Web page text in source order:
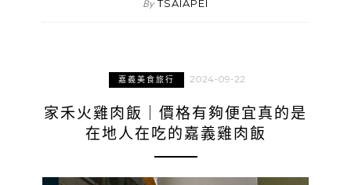
By TSAIAPEI
嘉義美食旅行 2024-09-22
家禾火雞肉飯｜價格有夠便宜真的是
在地人在吃的嘉義雞肉飯